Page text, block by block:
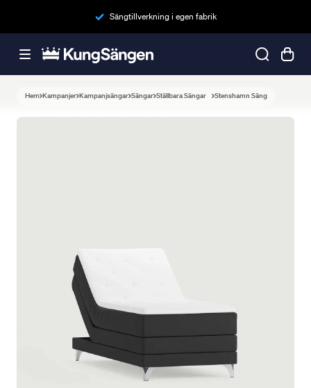
Sängtillverkning i egen fabrik
Hem Kampanjer Kampanjsängar Sängar Ställbara Sängar Stenshamn Säng